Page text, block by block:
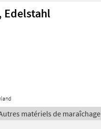
Edelstahl
matériels de maraîchage